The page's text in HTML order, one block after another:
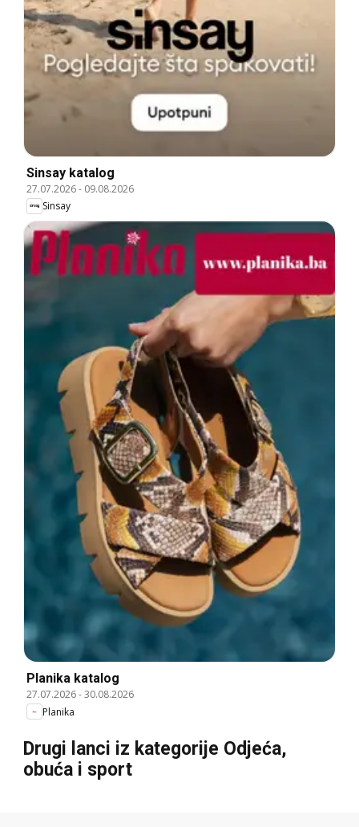
Sinsay katalog
27.07.2026- 09.08.2026
Sinsay
Planika katalog
27.07.2026-30.08.2026
Planika
Drugi lanci iz kategorije Odjeća,
obuća i sport